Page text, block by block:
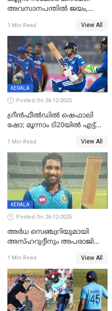
അവസാനപന്തിൽ ജയം,
1 Min Read View All
KERALA
Posted On 26-12-2025
ഗ്രീന്‍ഫീല്‍ഡില്‍ ഷെഫാലി
ഷോ; മൂന്നാം ടി20യിൽ എട്ട്
വനിതകള്‍ക്കെതിരായ ടി20
പരമ്പര ഇന്ത്യക്ക്
1 Min Read View All
KERALA
Posted On 26-12-2025
അർധ സെഞ്ച്വറിയുമായി
അസ്ഹറുദ്ദീനും അപരാജിതും
റൺസ് വിജയലക്ഷ്യമുയർത്തി
കേരളം
1 Min Read View All